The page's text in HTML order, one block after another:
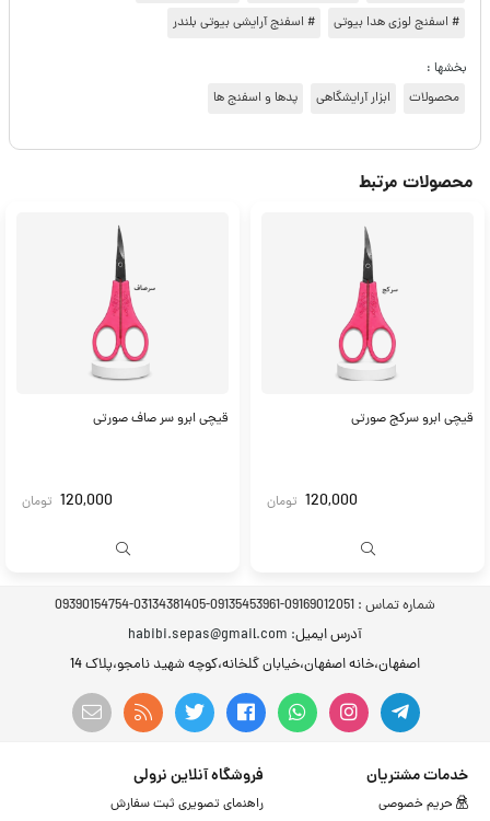
# اسفنج لوزی هدا بیوتی
# اسفنج آرایشی بیوتی بلندر
بخشها :
محصولات
ابزار آرایشگاهی پدها و اسفنج ها
محصولات مرتبط
قیچی ابرو سرکج صورتی
120,000 تومان
قیچی ابرو سر صاف صورتی
120,000 تومان
شماره تماس : 09169012051-09135453961-03134381405-09390154754
آدرس ایمیل: habibi.sepas@gmail.com
اصفهان،خانه اصفهان،خیابان گلخانه،کوچه شهید نامجو،پلاک 14
خدمات مشتریان
حریم خصوصی
فروشگاه آنلاین نرولی
راهنمای تصویری ثبت سفارش